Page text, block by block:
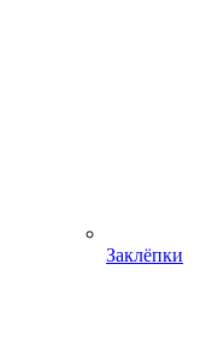
Заклёпки